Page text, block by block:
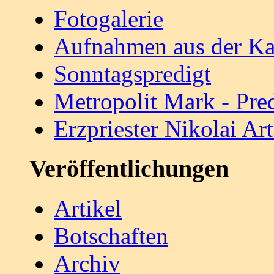
Fotogalerie
Aufnahmen aus der
Sonntagspredigt
Metropolit Mark -
Erzpriester Nikolai
Veröffentlichungen
Artikel
Botschaften
Archiv